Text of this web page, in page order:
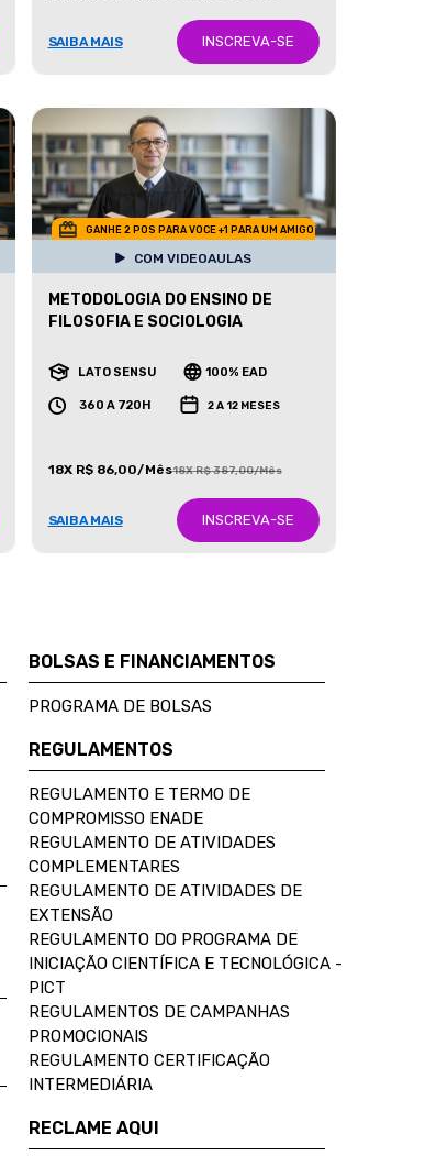
SAIBA MAIS INSCREVA-SE
GANHE 2 POS PARA VOCE +1 PARA UM AMIGO
COM VIDEOAULAS
METODOLOGIA DO ENSINO DE
FILOSOFIA E SOCIOLOGIA
LATO SENSU 100% EAD
360 A 720H 2 A 12 MESES
18X R$ 86,00/Mês18X R$ 387,00/Mês
SAIBA MAIS INSCREVA-SE
BOLSAS E FINANCIAMENTOS
PROGRAMA DE BOLSAS
REGULAMENTOS
REGULAMENTO E TERMO DE
COMPROMISSO ENADE
REGULAMENTO DE ATIVIDADES
COMPLEMENTARES
REGULAMENTO DE ATIVIDADES DE
EXTENSÃO
REGULAMENTO DO PROGRAMA DE
INICIAÇÃO CIENTÍFICA E TECNOLÓGICA -
PICT
REGULAMENTOS DE CAMPANHAS
PROMOCIONAIS
REGULAMENTO CERTIFICAÇÃO
INTERMEDIÁRIA
RECLAME AQUI